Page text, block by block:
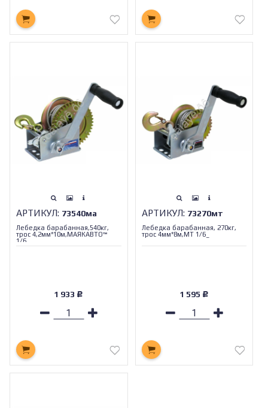
АРТИКУЛ: 73540ма
Лебедка барабанная,540кг,
трос 4,2мм*10м,МАЯКАВТО™
1/6_
1 933 Р
АРТИКУЛ: 73270мт
Лебедка барабанная, 270кг,
трос 4мм*8м,МТ 1/6_
1 595 Р